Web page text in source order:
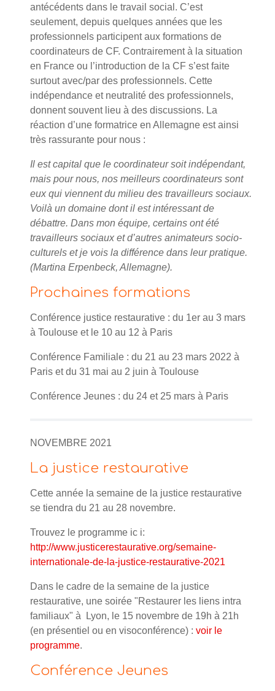
antécédents dans le travail social. C’est
seulement, depuis quelques années que les
professionnels participent aux formations de
coordinateurs de CF. Contrairement à la situation
en France ou l’introduction de la CF s’est faite
surtout avec/par des professionnels. Cette
indépendance et neutralité des professionnels,
donnent souvent lieu à des discussions. La
réaction d’une formatrice en Allemagne est ainsi
très rassurante pour nous :
Il est capital que le coordinateur soit indépendant,
mais pour nous, nos meilleurs coordinateurs sont
eux qui viennent du milieu des travailleurs sociaux.
Voilà un domaine dont il est intéressant de
débattre. Dans mon équipe, certains ont été
travailleurs sociaux et d’autres animateurs socio-
culturels et je vois la différence dans leur pratique.
(Martina Erpenbeck, Allemagne).
Prochaines formations
Conférence justice restaurative : du 1er au 3 mars
à Toulouse et le 10 au 12 à Paris
Conférence Familiale : du 21 au 23 mars 2022 à
Paris et du 31 mai au 2 juin à Toulouse
Conférence Jeunes : du 24 et 25 mars à Paris
NOVEMBRE 2021
La justice restaurative
Cette année la semaine de la justice restaurative
se tiendra du 21 au 28 novembre.
Trouvez le programme ic i:
http://www.justicerestaurative.org/semaine-
internationale-de-la-justice-restaurative-2021
Dans le cadre de la semaine de la justice
restaurative, une soirée "Restaurer les liens intra
familiaux" à Lyon, le 15 novembre de 19h à 21h
(en présentiel ou en visoconférence) : voir le
programme.
Conférence Jeunes